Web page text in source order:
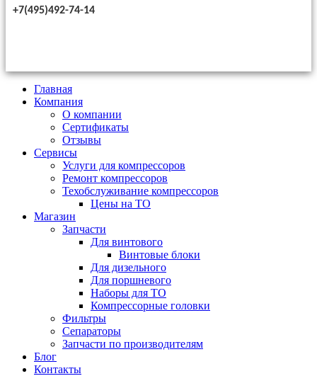
+7(495)492-74-14
Главная
Компания
О компании
Сертификаты
Отзывы
Сервисы
Услуги для компрессоров
Ремонт компрессоров
Техобслуживание компрессоров
Цены на ТО
Магазин
Запчасти
Для винтового
Винтовые блоки
Для дизельного
Для поршневого
Наборы для ТО
Компрессорные головки
Фильтры
Сепараторы
Запчасти по производителям
Блог
Контакты